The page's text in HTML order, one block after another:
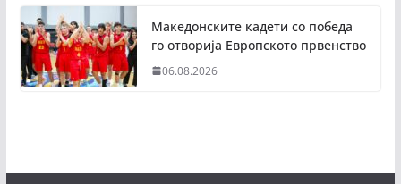
Македонските кадети со победа
го отворија Европското првенство
06.08.2026